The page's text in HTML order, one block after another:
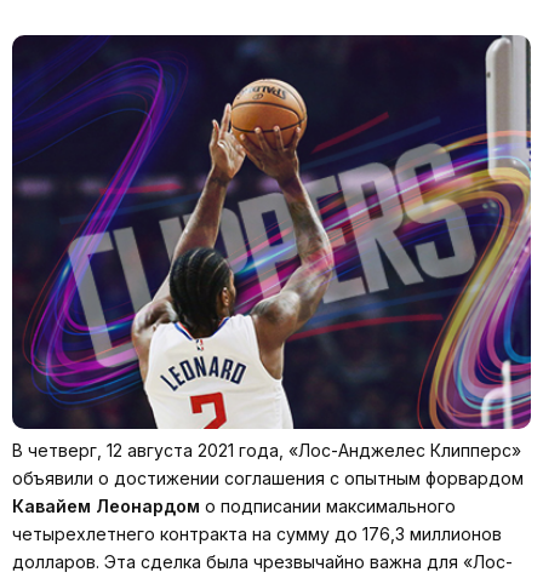
В четверг, 12 августа 2021 года, «Лос-Анджелес Клипперс»
объявили о достижении соглашения с опытным форвардом
Кавайем Леонардом о подписании максимального
четырехлетнего контракта на сумму до 176,3 миллионов
долларов. Эта сделка была чрезвычайно важна для «Лос-